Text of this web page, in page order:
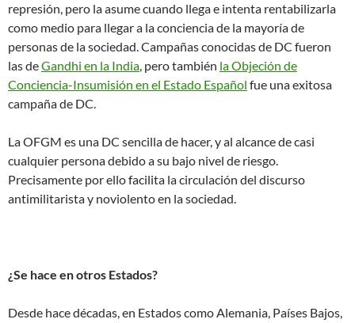
represión, pero la asume cuando llega e intenta rentabilizarla
como medio para llegar a la conciencia de la mayoría de
personas de la sociedad. Campañas conocidas de DC fueron
las deGandhi en la India, pero también la Objeción de
Conciencia-Insumisión en el Estado Español fue una exitosa
campaña de DC.
La OFGM es una DC sencilla de hacer, y al alcance de casi
cualquier persona debido a su bajo nivel de riesgo.
Precisamente por ello facilita la circulación del discurso
antimilitarista y noviolento en la sociedad.
¿Se hace en otros Estados?
Desde hace décadas, en Estados como Alemania, Países Bajos,